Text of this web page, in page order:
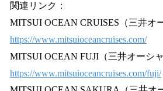
関連リンク：
MITSUI OCEAN CRUISES（三井オ
https://www.mitsuioceancruises.com/
MITSUI OCEAN FUJI（三井オーシャ
https://www.mitsuioceancruises.com/fuji/